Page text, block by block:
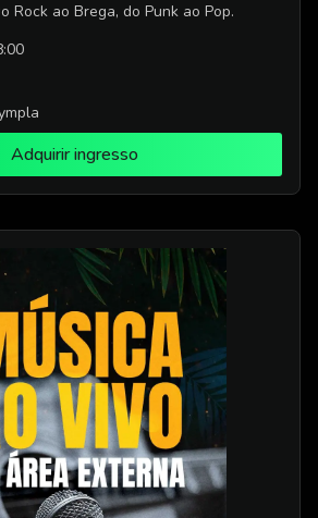
Rock ao Brega, do Punk ao Pop.
Adquirir ingresso